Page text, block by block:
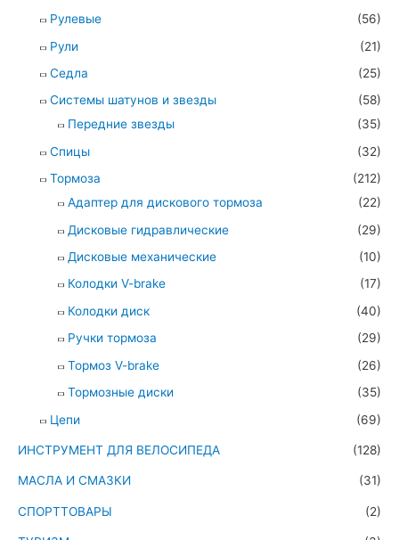
Рулевые
(56)
Рули
(21)
Седла
(25)
Системы шатунов и звезды
(58)
Передние звезды
(35)
Спицы
(32)
Тормоза
(212)
Адаптер для дискового тормоза
(22)
Дисковые гидравлические
(29)
Дисковые механические
(10)
Колодки V-brake
(17)
Колодки диск
(40)
Ручки тормоза
(29)
Тормоз V-brake
(26)
Тормозные диски
(35)
Цепи
(69)
ИНСТРУМЕНТ ДЛЯ ВЕЛОСИПЕДА (128)
МАСЛА И СМАЗКИ (31)
СПОРТТОВАРЫ (2)